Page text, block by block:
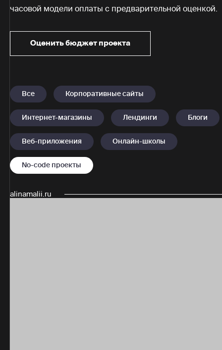
часовой модели оплаты с предварительной оценкой.
Оценить бюджет проекта
Все Корпоративные сайты
Интернет-магазины Лендинги Блоги
Веб-приложения Онлайн-школы
No-code проекты
alinamalii.ru